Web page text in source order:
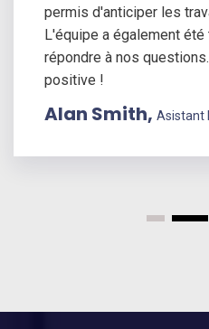
permis d'anticiper les
L'équipe a également
répondre à nos
positive !
Alan Smith, Asistant